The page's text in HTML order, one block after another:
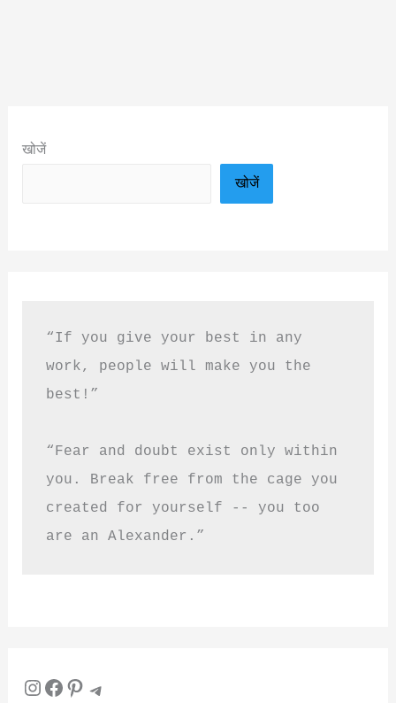
खोजें
खोजें
“If you give your best in any
work, people will make you the
best!”
“Fear and doubt exist only within
you. Break free from the cage you
created for yourself -- you too
are an Alexander.”
InstagramFacebook Pinterest Telegram